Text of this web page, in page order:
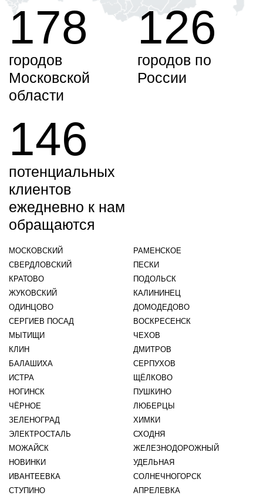
178
городов
Московской
области
126
городов по
России
146
потенциальных
клиентов
ежедневно к нам
обращаются
МОСКОВСКИЙ
РАМЕНСКОЕ
СВЕРДЛОВСКИЙ
ПЕСКИ
КРАТОВО
ПОДОЛЬСК
ЖУКОВСКИЙ
КАЛИНИНЕЦ
ОДИНЦОВО
ДОМОДЕДОВО
СЕРГИЕВ ПОСАД
ВОСКРЕСЕНСК
МЫТИЩИ
ЧЕХОВ
КЛИН
ДМИТРОВ
БАЛАШИХА
СЕРПУХОВ
ИСТРА
ЩЁЛКОВО
НОГИНСК
ПУШКИНО
ЧЁРНОЕ
ЛЮБЕРЦЫ
ЗЕЛЕНОГРАД
ХИМКИ
ЭЛЕКТРОСТАЛЬ
СХОДНЯ
МОЖАЙСК
ЖЕЛЕЗНОДОРОЖНЫЙ
НОВИНКИ
УДЕЛЬНАЯ
ИВАНТЕЕВКА
СОЛНЕЧНОГОРСК
СТУПИНО
АПРЕЛЕВКА